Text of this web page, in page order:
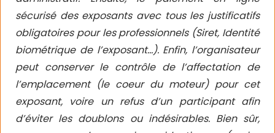
sécurisé des exposants avec tous les justificatifs
obligatoires pour les professionnels (Siret, Identité
biométrique de l’exposant…). Enfin, l’organisateur
peut conserver le contrôle de l’affectation de
l’emplacement (le coeur du moteur) pour cet
exposant, voire un refus d’un participant afin
d’éviter les doublons ou indésirables. Bien sûr,